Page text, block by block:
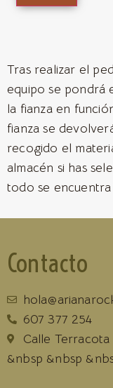
Tras realizar el
equipo se pondrá
la fianza en
fianza se
recogido el
almacén si has
todo se
Contacto
607 377 254
Calle Terracota
&nbsp &nbsp